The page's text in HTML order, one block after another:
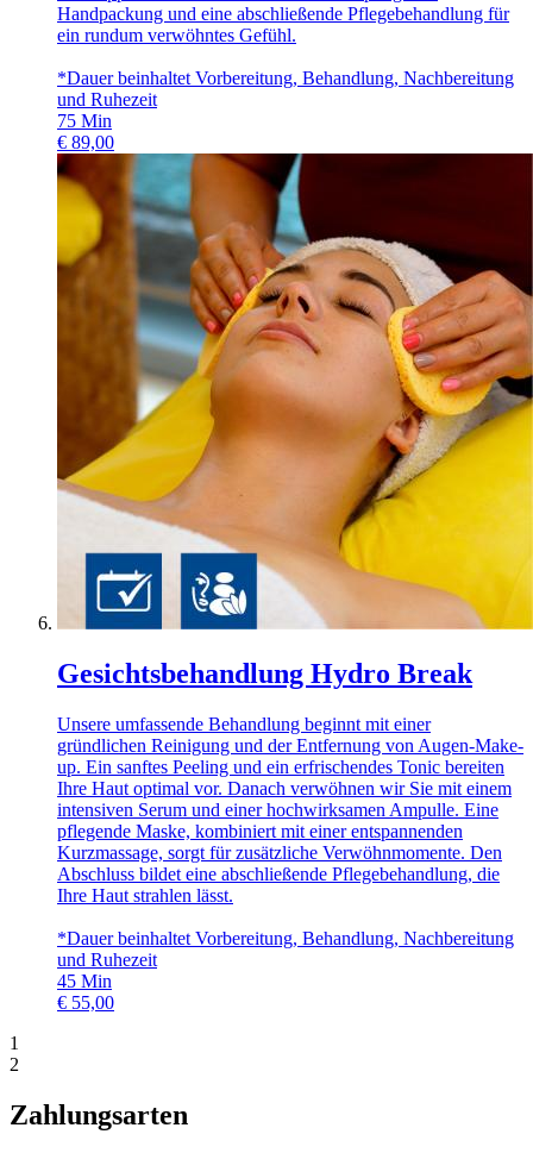
Handpackung und eine abschließende Pflegebehandlung für
ein rundum verwöhntes Gefühl.
*Dauer beinhaltet Vorbereitung, Behandlung, Nachbereitung
und Ruhezeit
75 Min
€ 89,00
Gesichtsbehandlung Hydro Break
Unsere umfassende Behandlung beginnt mit einer
gründlichen Reinigung und der Entfernung von Augen-Make-
up. Ein sanftes Peeling und ein erfrischendes Tonic bereiten
Ihre Haut optimal vor. Danach verwöhnen wir Sie mit einem
intensiven Serum und einer hochwirksamen Ampulle. Eine
pflegende Maske, kombiniert mit einer entspannenden
Kurzmassage, sorgt für zusätzliche Verwöhnmomente. Den
Abschluss bildet eine abschließende Pflegebehandlung, die
Ihre Haut strahlen lässt.
*Dauer beinhaltet Vorbereitung, Behandlung, Nachbereitung
und Ruhezeit
45 Min
€ 55,00
1
2
Zahlungsarten